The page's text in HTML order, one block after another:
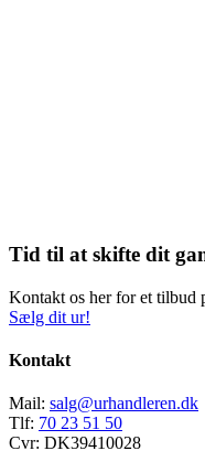
Tid til at skifte dit
Kontakt os her for et tilbud
Sælg dit ur!
Kontakt
Mail: salg@urhandleren.dk
Tlf: 70 23 51 50
Cvr: DK39410028